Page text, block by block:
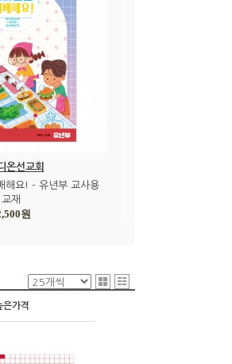
온선교회
해요! - 유년부 교사용
교재
원
은가격